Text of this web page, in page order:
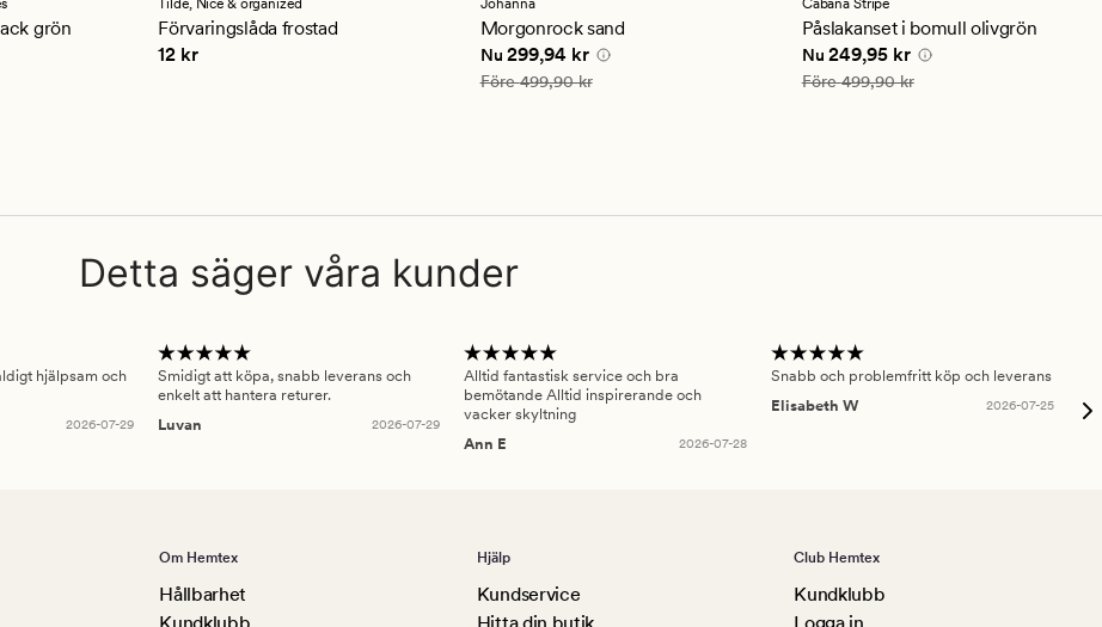
grön
genomsnittligt
betyg
på
Tilde, Nice & organized
Förvaringslåda frostad
Pris 12 kr
12 kr
genomsnittligt
betyg
på
4.5
Johanna
Morgonrock sand
Nuvarande pris
Nu 299,94 kr
Ordinarie pris 499,90 kr
Före499,90 kr
Cabana Stripe
Påslakanset i bomull olivgrön
Nuvarande pris
Nu 249,95 kr
Ordinarie pris 499,90 kr
Före499,90 kr
Detta säger våra kunder
hjälpsam och
2026-07-29
Smidigt att köpa, snabb leverans och
enkelt att hantera returer.
Luvan
2026-07-29
Alltid fantastisk service och bra
bemötande Alltid inspirerande och
vacker skyltning
Ann E
2026-07-28
Snabb och problemfritt köp och leverans
Elisabeth W
2026-07-25
Om Hemtex
Hållbarhet
Hjälp
Kundservice
Club Hemtex
Kundklubb